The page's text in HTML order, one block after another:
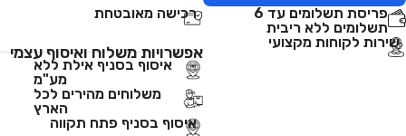
פריסת תשלומים עד 6
תשלומים ללא ריבית
רכישה מאובטחת
שירות לקוחות מקצועי
אפשרויות משלוח ואיסוף עצמי
איסוף בסניף אילת ללא
מע"מ
משלוחים מהירים לכל
הארץ
איסוף בסניף פתח תקווה